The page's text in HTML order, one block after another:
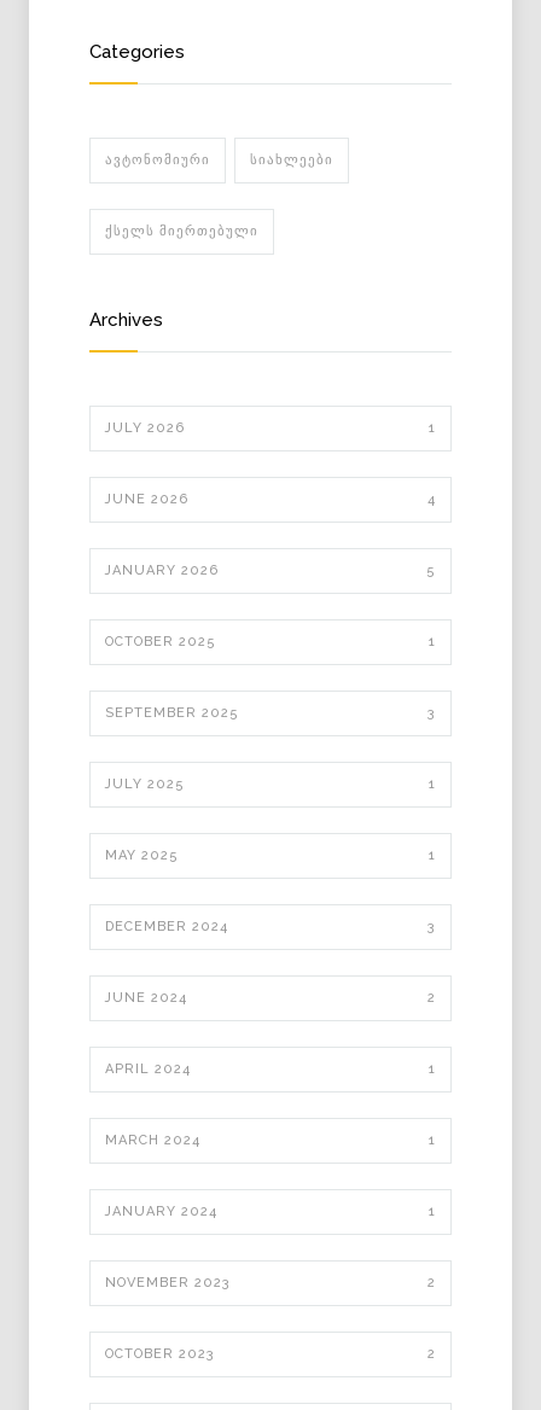
Categories
ᲐᲕᲢᲝᲜᲝᲛᲘᲣᲠᲘ ᲡᲘᲐᲮᲚᲔᲔᲑᲘ
ᲥᲡᲔᲚᲡ ᲛᲘᲔᲠᲗᲔᲑᲣᲚᲘ
Archives
JULY 2026 1
JUNE 2026 4
JANUARY 2026 5
OCTOBER 2025 1
SEPTEMBER 2025 3
JULY 2025 1
MAY 2025 1
DECEMBER 2024 3
JUNE 2024 2
APRIL 2024 1
MARCH 2024 1
JANUARY 2024 1
NOVEMBER 2023 2
OCTOBER 2023 2